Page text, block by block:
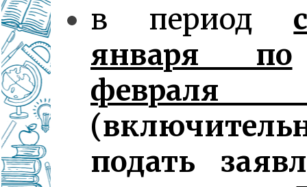
в период
января по
февраля
подать